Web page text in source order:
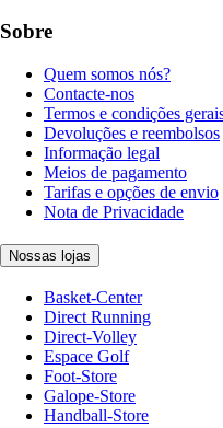
Sobre
Quem somos nós?
Contacte-nos
Termos e condições
Devoluções e reembolsos
Informação legal
Meios de pagamento
Tarifas e opções de envio
Nota de Privacidade
Nossas lojas
Basket-Center
Direct Running
Direct-Volley
Espace Golf
Foot-Store
Galope-Store
Handball-Store